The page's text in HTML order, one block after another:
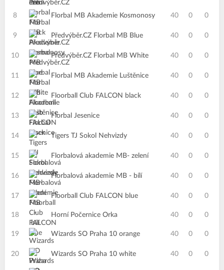
8 Florbal MB Akademie Kosmonosy 40 0 0
9 Předvýběr.CZ Florbal MB Blue 40 0 0
10 Předvýběr.CZ Florbal MB White 40 0 0
11 Florbal MB Akademie Luštěnice 40 0 0
12 Floorball Club FALCON black 40 0 0
13 Florbal Jesenice 40 0 0
14 Tigers TJ Sokol Nehvizdy 40 0 0
15 Florbalová akademie MB- zelení 40 0 0
16 Florbalová akademie MB - bílí 40 0 0
17 Floorball Club FALCON blue 40 0 0
18 Horní Počernice Orka 40 0 0
19 Wizards SO Praha 10 orange 40 0 0
20 Wizards SO Praha 10 white 40 0 0